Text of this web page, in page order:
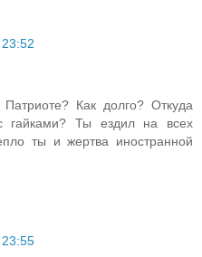
Как долго? Откуда
гайками? Ты ездил на всех
ты и жертва иностранной